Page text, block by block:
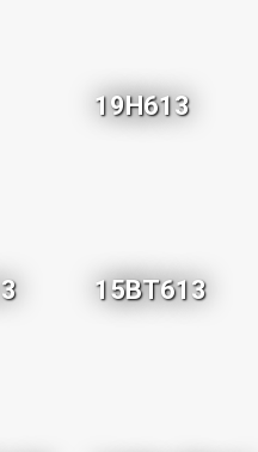
19H613
15BT613